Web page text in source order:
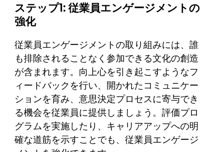
ステップ1: 従業員エンゲージメントの
強化
従業員エンゲージメントの取り組みには、誰
も排除されることなく参加できる文化の創造
が含まれます。向上心を引き起こすようなフ
ィードバックを行い、開かれたコミュニケー
ションを育み、意思決定プロセスに寄与でき
る機会を従業員に提供しましょう。評価プロ
グラムを実施したり、キャリアアップへの明
確な道筋を示すことでも、従業員エンゲージ